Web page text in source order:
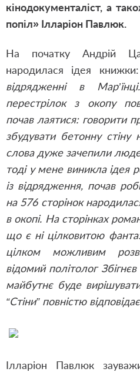
кінодокументаліст, а
попіл» Ілларіон Павлюк.
На початку Андрій
народилася ідея
відрядженні в
перестрілок з окопу
почав лаятися: говорити
збудувати бетонну
слова дуже зачепили
тоді у мене виникла ідея
із відрядження, почав
на 576 сторінок
в окопі. На сторінках
що є ні цілковитою
цілком можливим
відомий політолог
майбутнє буде
“Стіни” повністю
Ілларіон Павлюк